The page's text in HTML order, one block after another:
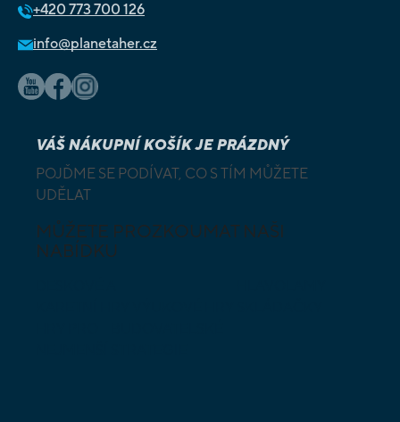
+420 773 700 126
info@planetaher.cz
VÁŠ NÁKUPNÍ KOŠÍK JE PRÁZDNÝ
POJĎME SE PODÍVAT, CO S TÍM MŮŽETE
UDĚLAT
MŮŽETE PROZKOUMAT NAŠI
NABÍDKU